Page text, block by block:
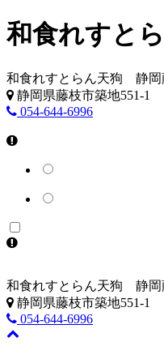
和食れすと
和食れすとらん天狗 静岡
静岡県藤枝市築地551-1
054-644-6996
和食れすとらん天狗 静岡
静岡県藤枝市築地551-1
054-644-6996